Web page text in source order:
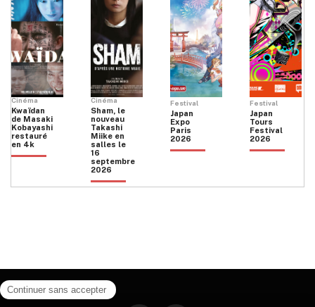
Cinéma
Kwaïdan
de Masaki
Kobayashi
restauré
en 4k
Cinéma
Sham, le
nouveau
Takashi
Miike en
salles le
16
septembre
2026
Festival
Japan
Expo
Paris
2026
Festival
Japan
Tours
Festival
2026